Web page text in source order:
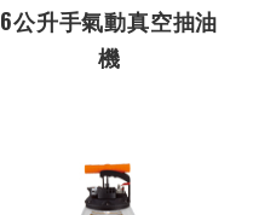
6公升手氣動真空抽油
機